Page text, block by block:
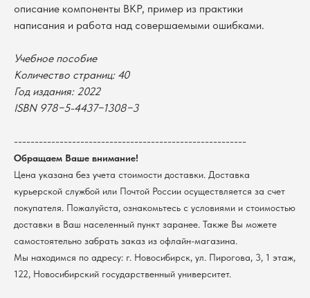
описание компоненты ВКР, пример из практики
написания и работа над совершаемыми ошибками.
Учебное пособие
Количество страниц: 40
Год издания: 2022
ISBN 978−5-4437−1308−3
--------------------------------------------------------
Обращаем Ваше внимание!
Цена указана без учета стоимости доставки. Доставка
курьерской службой или Почтой России осуществляется за счет
покупателя. Пожалуйста, ознакомьтесь с условиями и стоимостью
доставки в Ваш населенный пункт заранее. Также Вы можете
самостоятельно забрать заказ из офлайн-магазина.
Мы находимся по адресу: г. Новосибирск, ул. Пирогова, 3, 1 этаж,
122, Новосибирский государственный университет.
Мерч НГУ
@2026 Новосибирский государственный университет.
Политика обработки персональных данных
Согласие на обработку персональных данных
пользователей сайта
Новосибирский государственный
университет
г. Новосибирск, ул. Пирогова, 3
КПП 540801001